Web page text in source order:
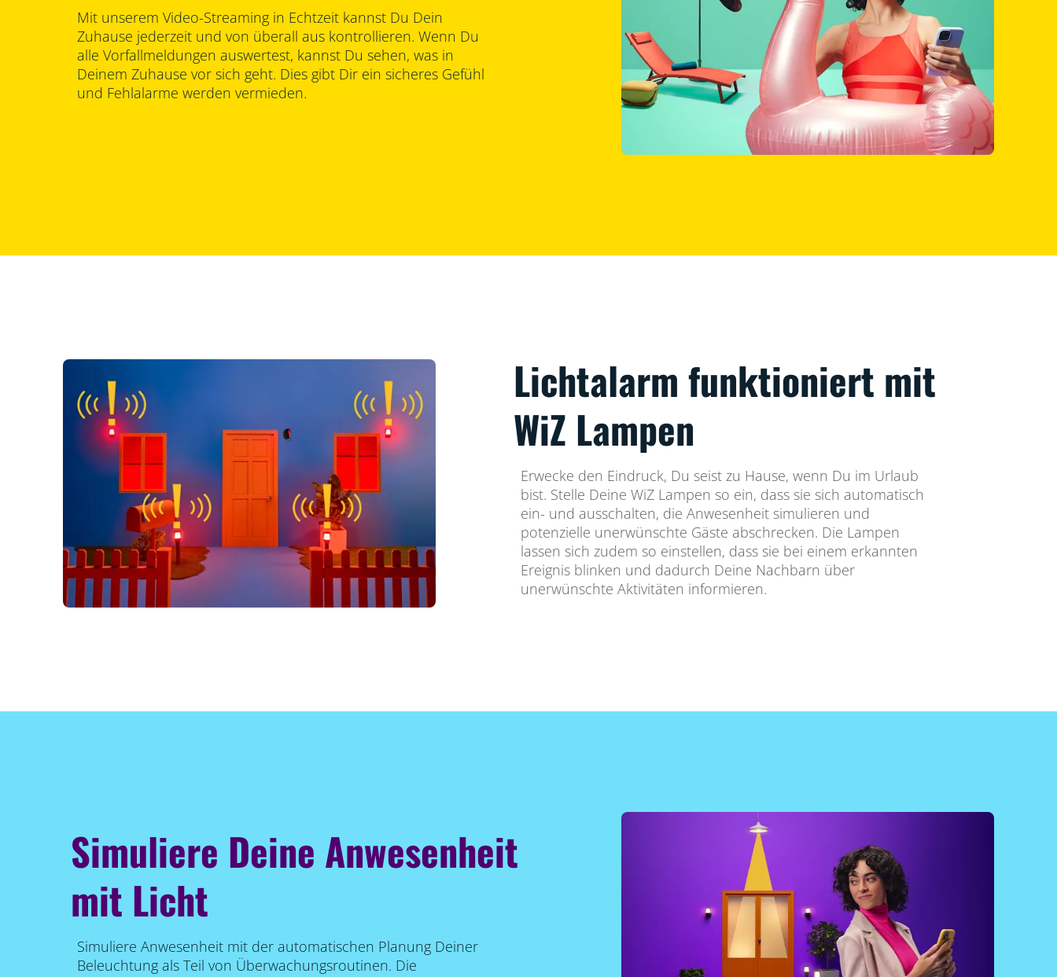
Mit unserem Video-Streaming in Echtzeit kannst Du Dein
Zuhause jederzeit und von überall aus kontrollieren. Wenn Du
alle Vorfallmeldungen auswertest, kannst Du sehen, was in
Deinem Zuhause vor sich geht. Dies gibt Dir ein sicheres Gefühl
und Fehlalarme werden vermieden.
Lichtalarm funktioniert mit
WiZ Lampen
Erwecke den Eindruck, Du seist zu Hause, wenn Du im Urlaub
bist. Stelle Deine WiZ Lampen so ein, dass sie sich automatisch
ein- und ausschalten, die Anwesenheit simulieren und
potenzielle unerwünschte Gäste abschrecken. Die Lampen
lassen sich zudem so einstellen, dass sie bei einem erkannten
Ereignis blinken und dadurch Deine Nachbarn über
unerwünschte Aktivitäten informieren.
Simuliere Deine Anwesenheit
mit Licht
Simuliere Anwesenheit mit der automatischen Planung Deiner
Beleuchtung als Teil von Überwachungsroutinen. Die